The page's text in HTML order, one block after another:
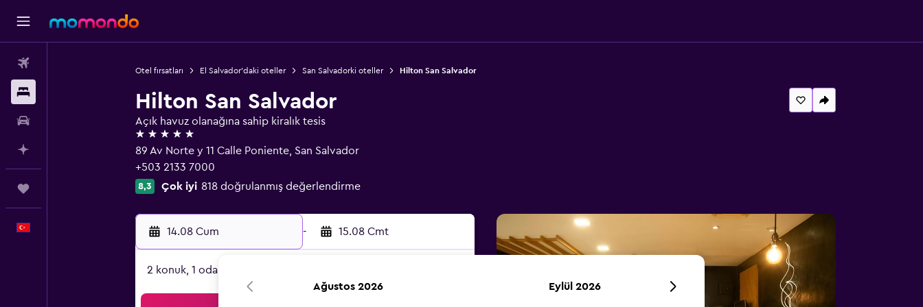
Otel fırsatları El Salvador'daki oteller San Salvadorki oteller Hilton San Salvador
Hilton San Salvador
Açık havuz olanağına sahip kiralık tesis
5 yıldız
89 Av Norte y 11 Calle Poniente, San Salvador
+503 2133 7000
8,3 Çok iyi 818 doğrulanmış değerlendirme
14.08 Cum - 15.08 Cmt
2 konuk, 1 oda
Ağustos 2026 Eylül 2026